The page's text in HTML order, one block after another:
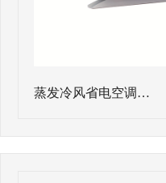
蒸发冷风省电空调…